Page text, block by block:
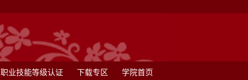
职业技能等级认证 下载专区 学院首页